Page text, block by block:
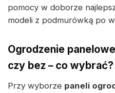
pomocy w doborze
modeli z podmurówką po
Ogrodzenie
czy bez – co wybrać?
Przy wyborze paneli